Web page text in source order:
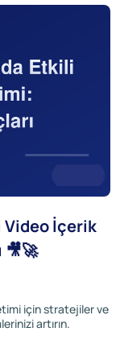
Video İçerik
için stratejiler ve
artırın.